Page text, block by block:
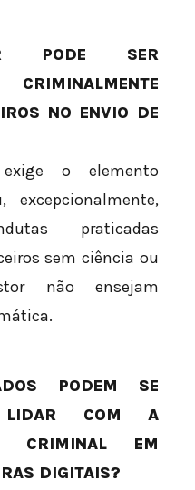
PODE SER
CRIMINALMENTE
NO ENVIO DE
exige o elemento
praticadas
sem ciência ou
não ensejam
PODEM SE
LIDAR COM A
CRIMINAL EM
DIGITAIS?